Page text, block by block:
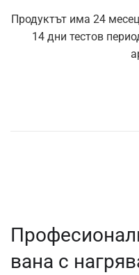
Продуктът има 24
14 дни тестов
вана с